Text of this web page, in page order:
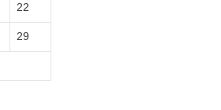
22
29